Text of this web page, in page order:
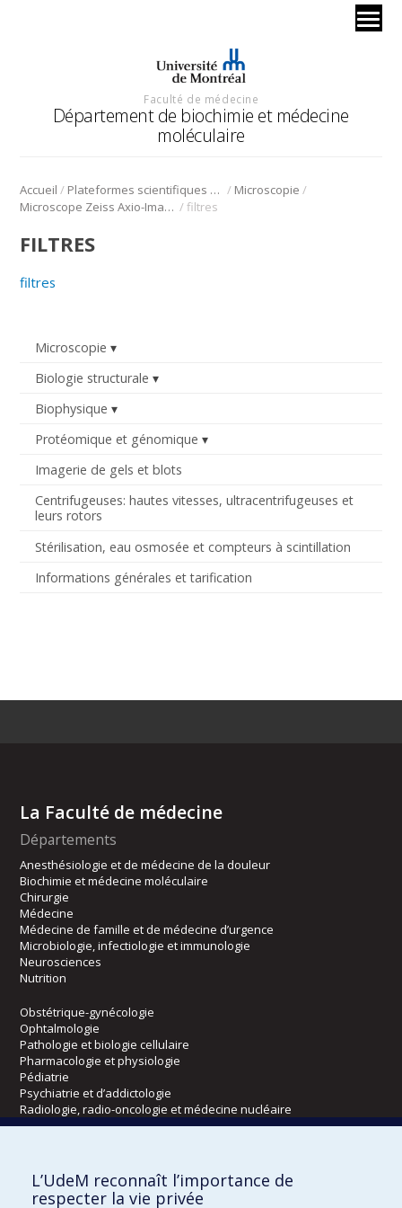
Faculté de médecine
Département de biochimie et médecine
moléculaire
Accueil / Plateformes scientifiques BMM / Microscopie /
Microscope Zeiss Axio-Imager Z2 /filtres
Microscopie
Biologie structurale
Biophysique
Protéomique et génomique
Imagerie de gels et blots
Centrifugeuses: hautes vitesses, ultracentrifugeuses et
leurs rotors
Stérilisation, eau osmosée et compteurs à scintillation
Informations générales et tarification
FILTRES
filtres
La Faculté de médecine
Départements
Anesthésiologie et de médecine de la douleur
Biochimie et médecine moléculaire
Chirurgie
Médecine
Médecine de famille et de médecine d’urgence
Microbiologie, infectiologie et immunologie
Neurosciences
Nutrition
Obstétrique-gynécologie
Ophtalmologie
Pathologie et biologie cellulaire
Pharmacologie et physiologie
Pédiatrie
Psychiatrie et d’addictologie
Radiologie, radio-oncologie et médecine nucléaire
Écoles
Kinésiologie et des sciences de l’activité physique
L’UdeM reconnaît l’importance de
respecter la vie privée